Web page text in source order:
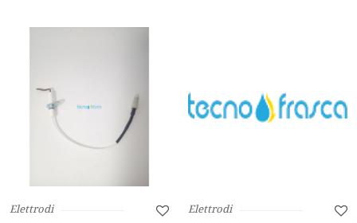
Elettrodi Elettrodi